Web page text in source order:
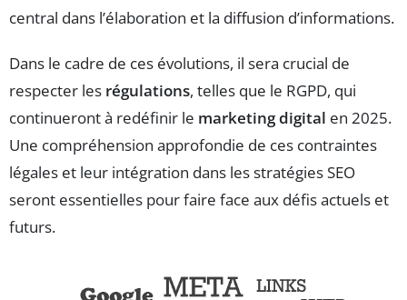
central dans l’élaboration et la diffusion d’informations.
Dans le cadre de ces évolutions, il sera crucial de
respecter les régulations, telles que le RGPD, qui
continueront à redéfinir le marketing digital en 2025.
Une compréhension approfondie de ces contraintes
légales et leur intégration dans les stratégies SEO
seront essentielles pour faire face aux défis actuels et
futurs.